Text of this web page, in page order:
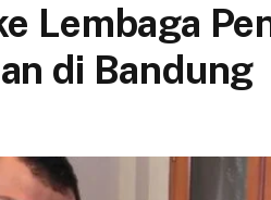
Lembaga
di Bandung